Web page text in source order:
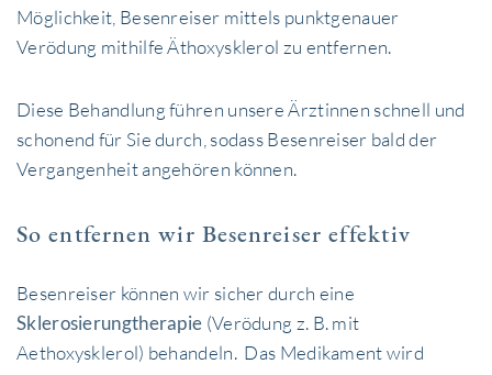
Möglichkeit, Besenreiser mittels punktgenauer
Verödung mithilfe Äthoxysklerol zu entfernen.
Diese Behandlung führen unsere Ärztinnen schnell und
schonend für Sie durch, sodass Besenreiser bald der
Vergangenheit angehören können.
So entfernen wir Besenreiser effektiv
Besenreiser können wir sicher durch eine
Sklerosierungtherapie (Verödung z. B. mit
Aethoxysklerol) behandeln. Das Medikament wird